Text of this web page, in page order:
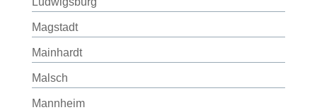
Magstadt
Mainhardt
Malsch
Mannheim